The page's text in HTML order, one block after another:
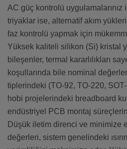
AC güç kontrolü
triyaklar ise, alternatif akım
faz kontrolü yapmak için
Yüksek kaliteli silikon (Si) kristal
bileşenler, termal kararlılıkları
koşullarında bile nominal
tiplerindeki (TO-92, TO-220,
hobi projelerindeki breadboard
endüstriyel PCB montaj
Düşük iletim direnci ve minimize
değerleri, sistem genelindeki